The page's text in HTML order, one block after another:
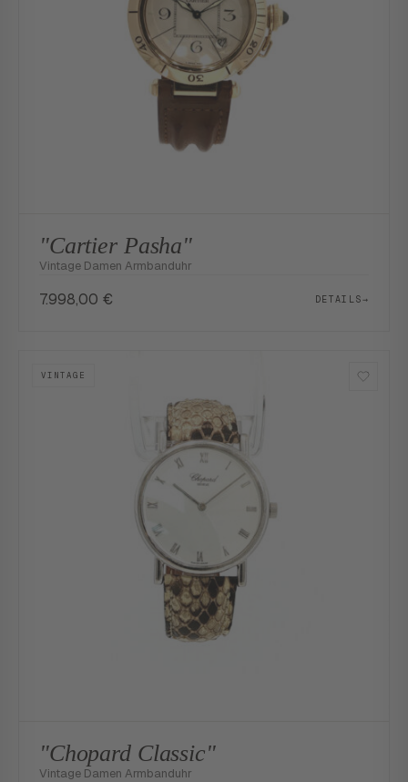
"Cartier Pasha"
Vintage Damen Armbanduhr
7.998,00 € DETAILS→
VINTAGE
"Chopard Classic"
Vintage Damen Armbanduhr